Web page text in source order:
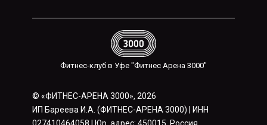
Фитнес-клуб в Уфе "Фитнес Арена 3000"
© «ФИТНЕС-АРЕНА 3000», 2026
ИП Бареева И.А. (ФИТНЕС-АРЕНА 3000) | ИНН